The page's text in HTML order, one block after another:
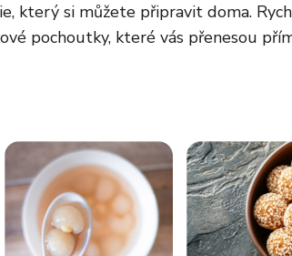
který si můžete připravit doma.
pochoutky, které vás přenesou